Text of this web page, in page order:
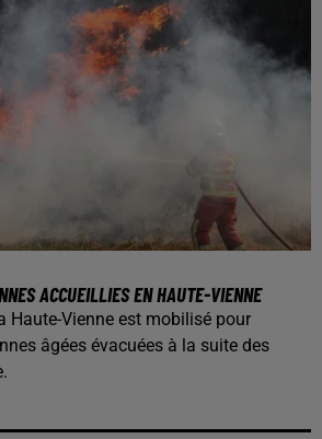
ACCUEILLIES EN HAUTE-VIENNE
Haute-Vienne est mobilisé pour
âgées évacuées à la suite des